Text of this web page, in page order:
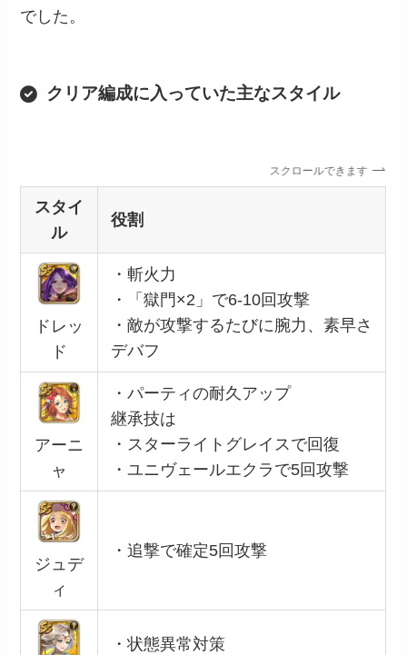
でした。
クリア編成に入っていた主なスタイル
スクロールできます
スタイ
ル
役割
ドレッ
ド
・斬火力
・「獄門×2」で6-10回攻撃
・敵が攻撃するたびに腕力、素早さ
デバフ
アーニ
ャ
・パーティの耐久アップ
継承技は
・スターライトグレイスで回復
・ユニヴェールエクラで5回攻撃
ジュデ
ィ
・追撃で確定5回攻撃
・状態異常対策